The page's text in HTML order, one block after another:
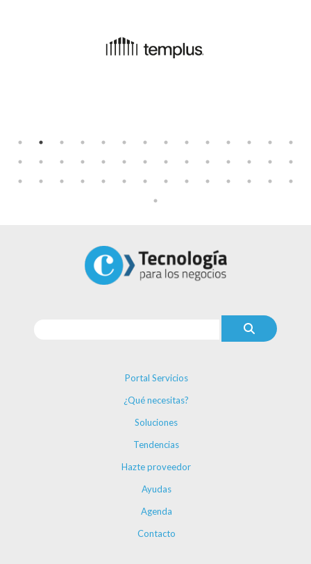
Portal Servicios
¿Qué necesitas?
Soluciones
Tendencias
Hazte proveedor
Ayudas
Agenda
Contacto